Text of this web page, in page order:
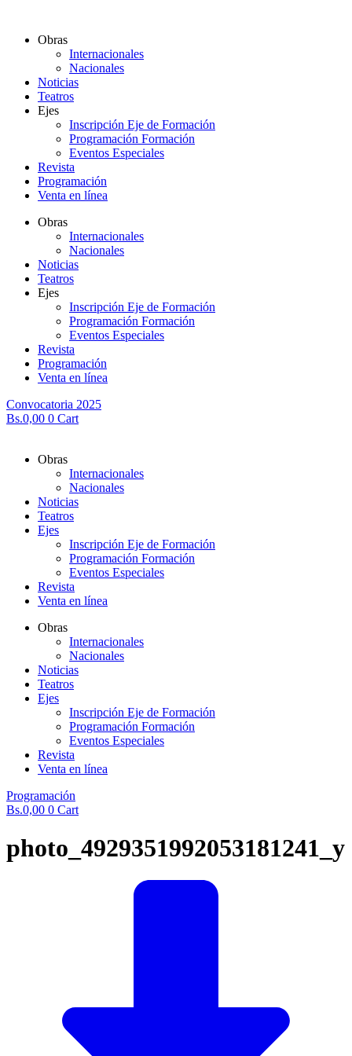
contenidoObras
Internacionales
Nacionales
Noticias
Teatros
Ejes
Inscripción Eje de Formación
Programación Formación
Eventos Especiales
Revista
Programación
Venta en línea
Obras
Internacionales
Nacionales
Noticias
Teatros
Ejes
Inscripción Eje de Formación
Programación Formación
Eventos Especiales
Revista
Programación
Venta en línea
Convocatoria 2025
Bs.0,00 0 Cart
Obras
Internacionales
Nacionales
Noticias
Teatros
Ejes
Inscripción Eje de Formación
Programación Formación
Eventos Especiales
Revista
Venta en línea
Obras
Internacionales
Nacionales
Noticias
Teatros
Ejes
Inscripción Eje de Formación
Programación Formación
Eventos Especiales
Revista
Venta en línea
Programación
Bs.0,00 0 Cart
photo_4929351992053181241_y